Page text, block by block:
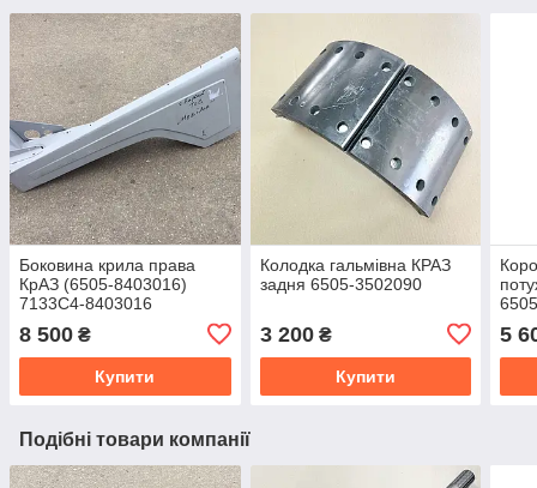
Боковина крила права
КрАЗ (6505-8403016)
7133С4-8403016
8 500 ₴
Купити
Колодка гальмівна КРАЗ
задня 6505-3502090
3 200₴
Купити
5
Подібні товари компанії